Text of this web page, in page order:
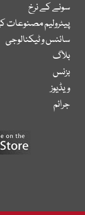
سونے کے نرخ
پیٹرولیم مصنوعات
سائنس و ٹیکنالوجی
بلاگ
بزنس
ویڈیوز
جرائم